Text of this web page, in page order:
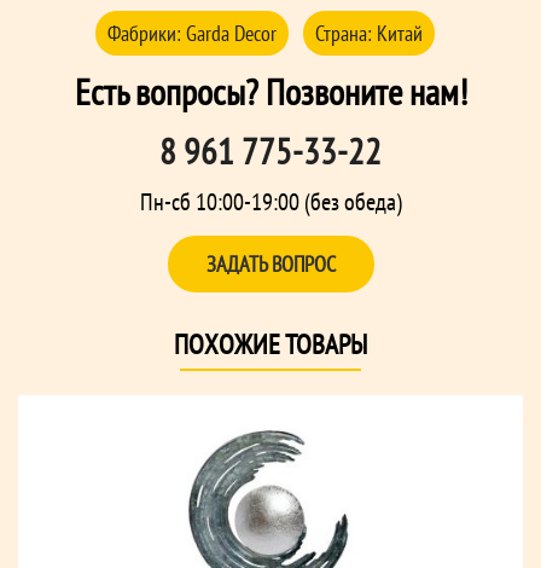
Фабрики: Garda Decor Страна: Китай
Есть вопросы? Позвоните нам!
8 961 775-33-22
Пн-сб 10:00-19:00 (без обеда)
ЗАДАТЬ ВОПРОС
ПОХОЖИЕ ТОВАРЫ